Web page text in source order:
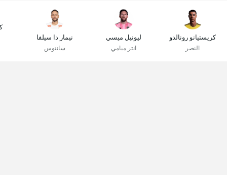
كريستيانو رونالدو
النصر
ليونيل ميسي
انتر ميامي
نيمار دا سيلفا
سانتوس